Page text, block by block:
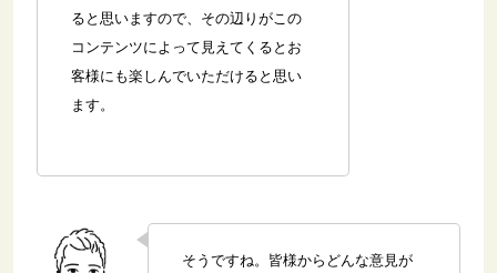
ると思いますので、その辺りがこの
コンテンツによって見えてくるとお
客様にも楽しんでいただけると思い
ます。
そうですね。皆様からどんな意見が